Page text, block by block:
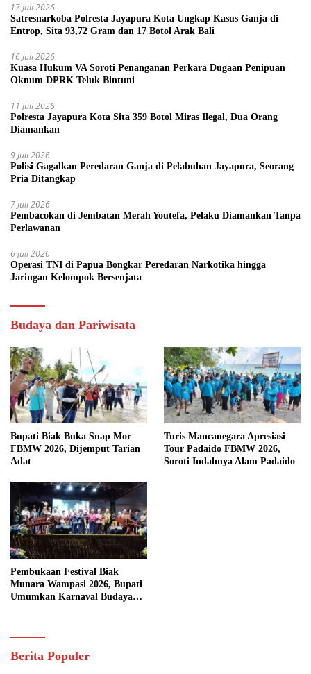
17 Juli 2026
Satresnarkoba Polresta Jayapura Kota Ungkap Kasus Ganja di
Entrop, Sita 93,72 Gram dan 17 Botol Arak Bali
16 Juli 2026
Kuasa Hukum VA Soroti Penanganan Perkara Dugaan Penipuan
Oknum DPRK Teluk Bintuni
11 Juli 2026
Polresta Jayapura Kota Sita 359 Botol Miras Ilegal, Dua Orang
Diamankan
9 Juli 2026
Polisi Gagalkan Peredaran Ganja di Pelabuhan Jayapura, Seorang
Pria Ditangkap
7 Juli 2026
Pembacokan di Jembatan Merah Youtefa, Pelaku Diamankan Tanpa
Perlawanan
6 Juli 2026
Operasi TNI di Papua Bongkar Peredaran Narkotika hingga
Jaringan Kelompok Bersenjata
Budaya dan Pariwisata
Bupati Biak Buka Snap Mor
FBMW 2026, Dijemput Tarian
Adat
Turis Mancanegara Apresiasi
Tour Padaido FBMW 2026,
Soroti Indahnya Alam Padaido
Pembukaan Festival Biak
Munara Wampasi 2026, Bupati
Umumkan Karnaval Budaya
Berita Populer